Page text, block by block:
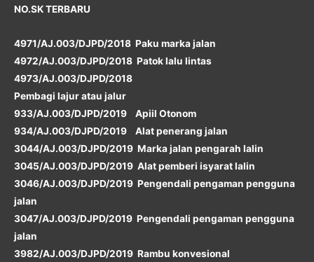
NO.SK TERBARU
4971/AJ.003/DJPD/2018 Paku marka jalan
4972/AJ.003/DJPD/2018 Patok lalu lintas
4973/AJ.003/DJPD/2018
Pembagi lajur atau jalur
933/AJ.003/DJPD/2019 Apiil Otonom
934/AJ.003/DJPD/2019 Alat penerang jalan
3044/AJ.003/DJPD/2019 Marka jalan pengarah lalin
3045/AJ.003/DJPD/2019 Alat pemberi isyarat lalin
3046/AJ.003/DJPD/2019 Pengendali pengaman pengguna
jalan
3047/AJ.003/DJPD/2019 Pengendali pengaman pengguna
jalan
3982/AJ.003/DJPD/2019 Rambu konvesional